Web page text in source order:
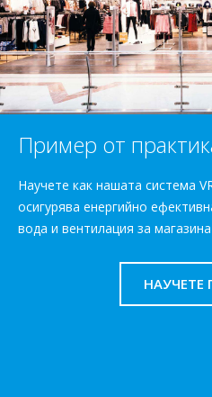
Пример от
Научете как нашата система
осигурява енергийно
вода и вентилация за
НАУЧЕТЕ